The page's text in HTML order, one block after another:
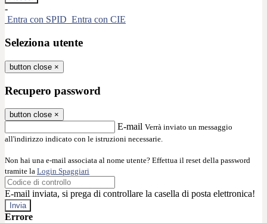
-
Entra con SPID Entra con CIE
Seleziona utente
button close ×
Recupero password
button close ×
E-mail Verrà inviato un messaggio
all'indirizzo indicato con le istruzioni necessarie.
Non hai una e-mail associata al nome utente? Effettua il reset della password
tramite la Login Spaggiari
E-mail inviata, si prega di controllare la casella di posta elettronica!
Errore